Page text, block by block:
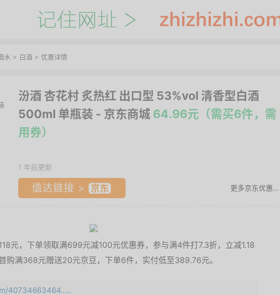
水 > 白酒 > 优惠详情
汾酒 杏花村 炙热红 出口型 53%vol 清香型白酒
500ml 单瓶装 - 京东商城 64.96元（需买6件，需
用券）
1 年前更新
值达链接 > 更多京东优惠...
元，下单领取满699元减100元优惠券，参与满4件打7.3折，立减1.18
购满368元赠送20元京豆，下单6件，实付低至389.76元。
40734663464.....